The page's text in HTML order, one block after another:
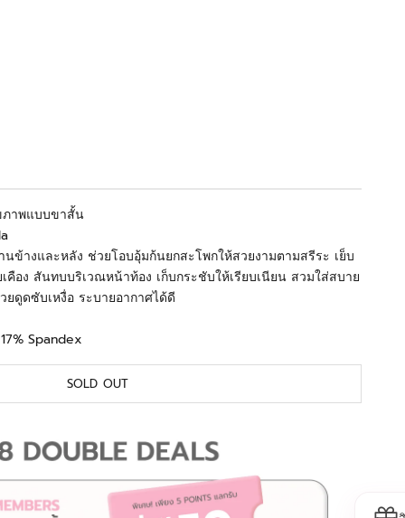
ภาพแบบขาสั้น
ข้างและหลัง ช่วยโอบอุ้มก้นยกสะโพกให้สวยงามตามสรีระ เย็บ
คือง สันทบบริเวณหน้าท้อง เก็บกระชับให้เรียบเนียน สวมใส่สบาย
ดูดซับเหงื่อ ระบายอากาศได้ดี
Spandex
SOLD OUT